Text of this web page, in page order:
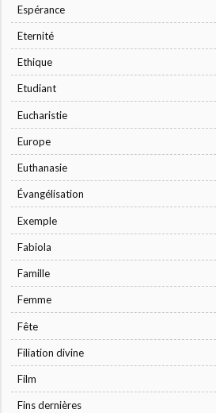
Espérance
Eternité
Ethique
Etudiant
Eucharistie
Europe
Euthanasie
Évangélisation
Exemple
Fabiola
Famille
Femme
Fête
Filiation divine
Film
Fins dernières